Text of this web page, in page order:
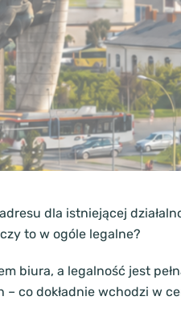
dla istniejącej
to w ogóle legalne?
biura, a legalność jest
– co dokładnie wchodzi